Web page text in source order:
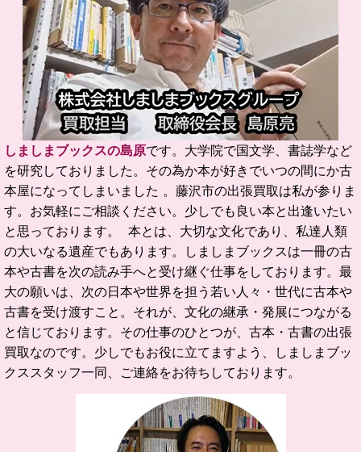
しましまブックスの島原です。 大学院で国文学、書誌学など
を研究しておりました。 その為か本が好きでいつの間にか古
本屋になってしまいました 。 藤沢市の出張買取は私が参りま
す。お気軽にご相談ください。 少しでも良い本と出逢いたい
と思っております。
本とは、大切な文化であり、私達人類
の大いなる遺産でもあります。
しましまブックスは一冊の古
本や古書を次の読み手へと受け継ぐ仕事をしております。 最
大の願いは、次の日本や世界を担う若い人々・世代に古本や
古書を受け渡すこと。 それが、文化の継承・発展につながる
と信じております。 その仕事のひとつが、古本・古書の出張
買取なのです。 少しでもお役に立てますよう、しましまブッ
クススタッフ一同、ご連絡をお待ちしております。